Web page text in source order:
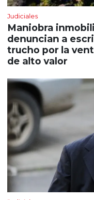
Judiciales
Maniobra
denuncian a
trucho por la
de alto valor